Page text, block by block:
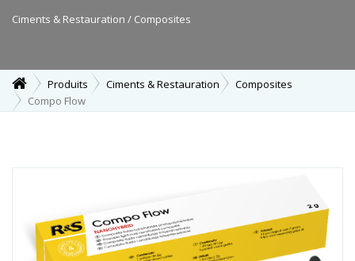
Ciments & Restauration / Composites
Produits Ciments & Restauration
Composites
Compo Flow